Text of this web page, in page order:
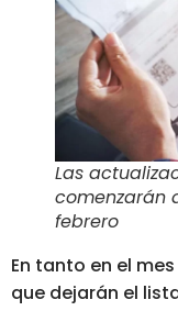
Las
comenzarán
febrero
En tanto en el
que dejarán el